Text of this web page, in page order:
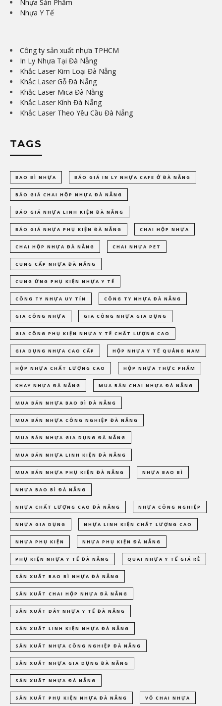
Nhựa Sản Phẩm
Nhựa Y Tế
Công ty sản xuất nhựa TPHCM
In Ly Nhựa Tại Đà Nẵng
Khắc Laser Kim Loại Đà Nẵng
Khắc Laser Gỗ Đà Nẵng
Khắc Laser Mica Đà Nẵng
Khắc Laser Kính Đà Nẵng
Khắc Laser Theo Yêu Cầu Đà Nẵng
TAGS
BAO BÌ NHỰA BÁO GIÁ IN LY NHỰA CAFE Ở ĐÀ NẴNG
BÁO GIÁ CHAI HỘP NHỰA ĐÀ NẴNG
BÁO GIÁ NHỰA LINH KIỆN ĐÀ NẴNG
BÁO GIÁ NHỰA PHỤ KIỆN ĐÀ NẴNG CHAI HỘP NHỰA
CHAI HỘP NHỰA ĐÀ NẴNG CHAI NHỰA PET
CUNG CẤP NHỰA ĐÀ NẴNG
CUNG ỨNG PHỤ KIỆN NHỰA Y TẾ
CÔNG TY NHỰA UY TÍN CÔNG TY NHỰA ĐÀ NẴNG
GIA CÔNG NHỰA GIA CÔNG NHỰA GIA DỤNG
GIA CÔNG PHỤ KIỆN NHỰA Y TẾ CHẤT LƯỢNG CAO
GIA DỤNG NHỰA CAO CẤP HỘP NHỰA Y TẾ QUẢNG NAM
HỘP NHỰA CHẤT LƯỢNG CAO HỘP NHỰA THỰC PHẨM
KHAY NHỰA ĐÀ NẴNG MUA BÁN CHAI NHỰA ĐÀ NẴNG
MUA BÁN NHỰA BAO BÌ ĐÀ NẴNG
MUA BÁN NHỰA CÔNG NGHIỆP ĐÀ NẴNG
MUA BÁN NHỰA GIA DỤNG ĐÀ NẴNG
MUA BÁN NHỰA LINH KIỆN ĐÀ NẴNG
MUA BÁN NHỰA PHỤ KIỆN ĐÀ NẴNG NHỰA BAO BÌ
NHỰA BAO BÌ ĐÀ NẴNG
NHỰA CHẤT LƯỢNG CAO ĐÀ NẴNG NHỰA CÔNG NGHIỆP
NHỰA GIA DỤNG NHỰA LINH KIỆN CHẤT LƯỢNG CAO
NHỰA PHỤ KIỆN NHỰA PHỤ KIỆN ĐÀ NẴNG
PHỤ KIỆN NHỰA Y TẾ ĐÀ NẴNG QUAI NHỰA Y TẾ GIÁ RẺ
SẢN XUẤT BAO BÌ NHỰA ĐÀ NẴNG
SẢN XUẤT CHAI HỘP NHỰA ĐÀ NẴNG
SẢN XUẤT DÂY NHỰA Y TẾ ĐÀ NẴNG
SẢN XUẤT LINH KIỆN NHỰA ĐÀ NẴNG
SẢN XUẤT NHỰA CÔNG NGHIỆP ĐÀ NẴNG
SẢN XUẤT NHỰA GIA DỤNG ĐÀ NẴNG
SẢN XUẤT NHỰA ĐÀ NẴNG
SẢN XUẤT PHỤ KIỆN NHỰA ĐÀ NẴNG VỎ CHAI NHỰA